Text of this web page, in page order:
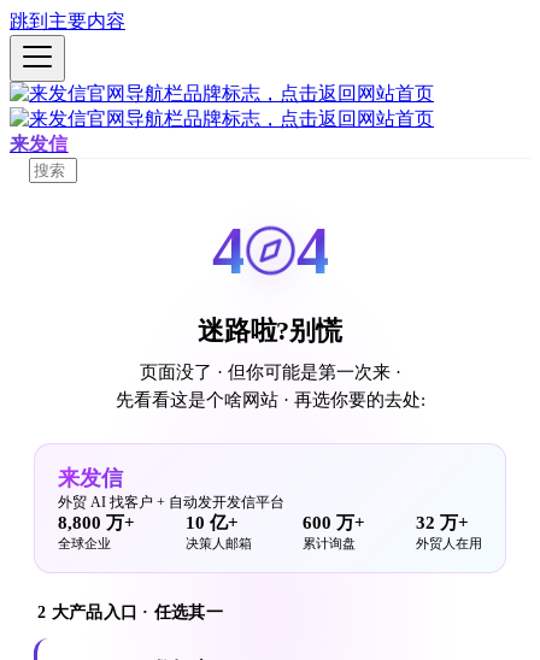
跳到主要内容
来发信
4 4
迷路啦?别慌
页面没了 · 但你可能是第一次来 ·
先看看这是个啥网站 · 再选你要的去处:
来发信
外贸 AI 找客户 + 自动发开发信平台
8,800 万+
全球企业
10 亿+
决策人邮箱
600 万+
累计询盘
32 万+
外贸人在用
2 大产品入口 · 任选其一